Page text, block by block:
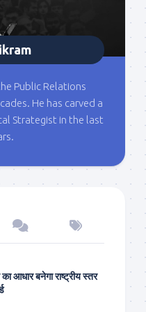
Public Relations
He has carved a
Strategist in the last
आधार बनेगा राष्ट्रीय स्तर